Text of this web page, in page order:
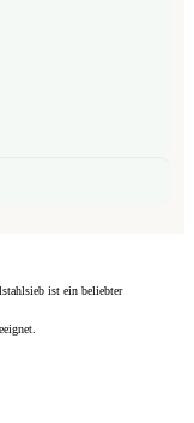
ist ein beliebter